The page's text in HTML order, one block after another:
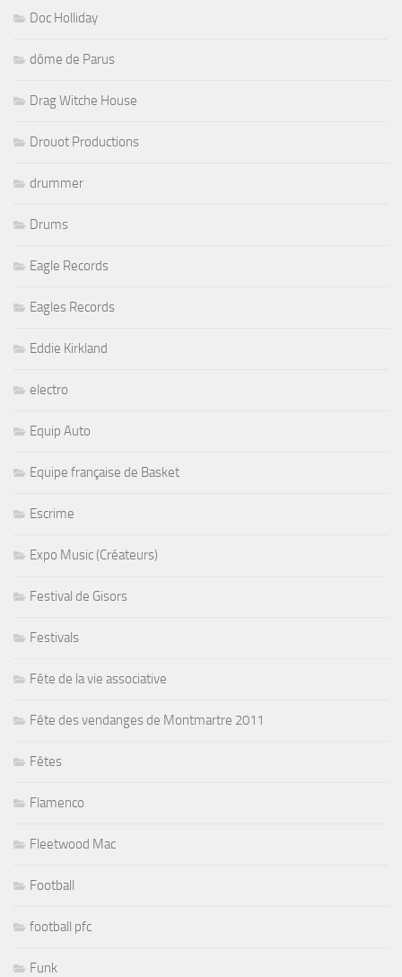
Doc Holliday
dôme de Parus
Drag Witche House
Drouot Productions
drummer
Drums
Eagle Records
Eagles Records
Eddie Kirkland
electro
Equip Auto
Equipe française de Basket
Escrime
Expo Music (Créateurs)
Festival de Gisors
Festivals
Fête de la vie associative
Fête des vendanges de Montmartre 2011
Fêtes
Flamenco
Fleetwood Mac
Football
football pfc
Funk